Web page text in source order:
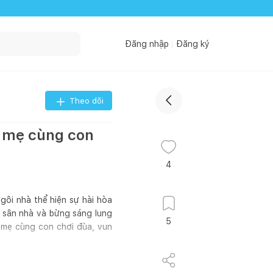
Đăng nhập Đăng ký
Theo dõi
cùng con
nhà thể hiện sự hài hòa
nhà và bừng sáng lung
cùng con chơi đùa, vun
4
5